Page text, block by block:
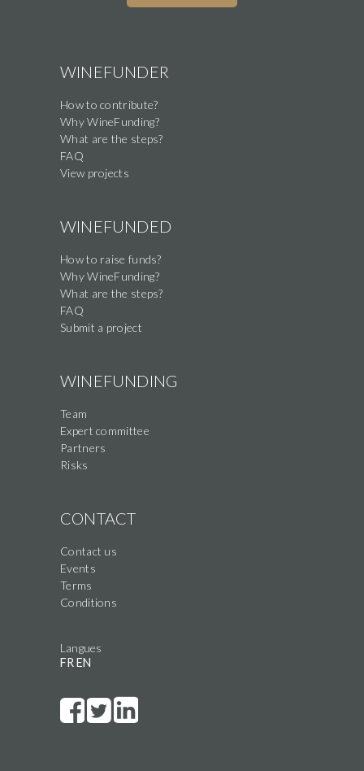
WINEFUNDER
How to contribute?
Why WineFunding?
What are the steps?
FAQ
View projects
WINEFUNDED
How to raise funds?
Why WineFunding?
What are the steps?
FAQ
Submit a project
WINEFUNDING
Team
Expert committee
Partners
Risks
CONTACT
Contact us
Events
Terms
Conditions
Langues
FR EN